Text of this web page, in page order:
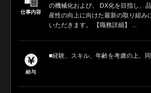
仕事内容
の機械化および、 DX化を目指し、
産性の向上に向けた最新の取り組み
いただきます。 【職務詳細】 ...
給与
■経験、スキル、年齢を考慮の上、